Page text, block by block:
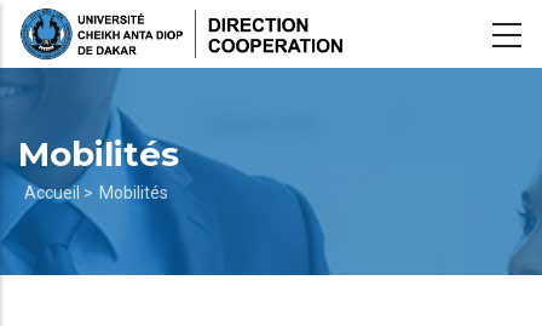
Aller
Mobilités
Fil
d'Ariane
Accueil > Mobilités